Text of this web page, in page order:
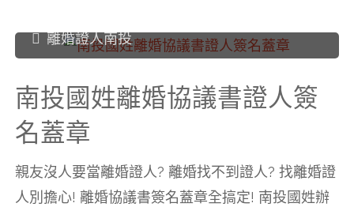
人
簽
蓋
信
義
離
離婚證人南投
南投國姓離婚協議書證人簽
名蓋章
親友沒人要當離婚證人? 離婚找不到證人? 找離婚證
人別擔心! 離婚協議書簽名蓋章全搞定! 南投國姓辦